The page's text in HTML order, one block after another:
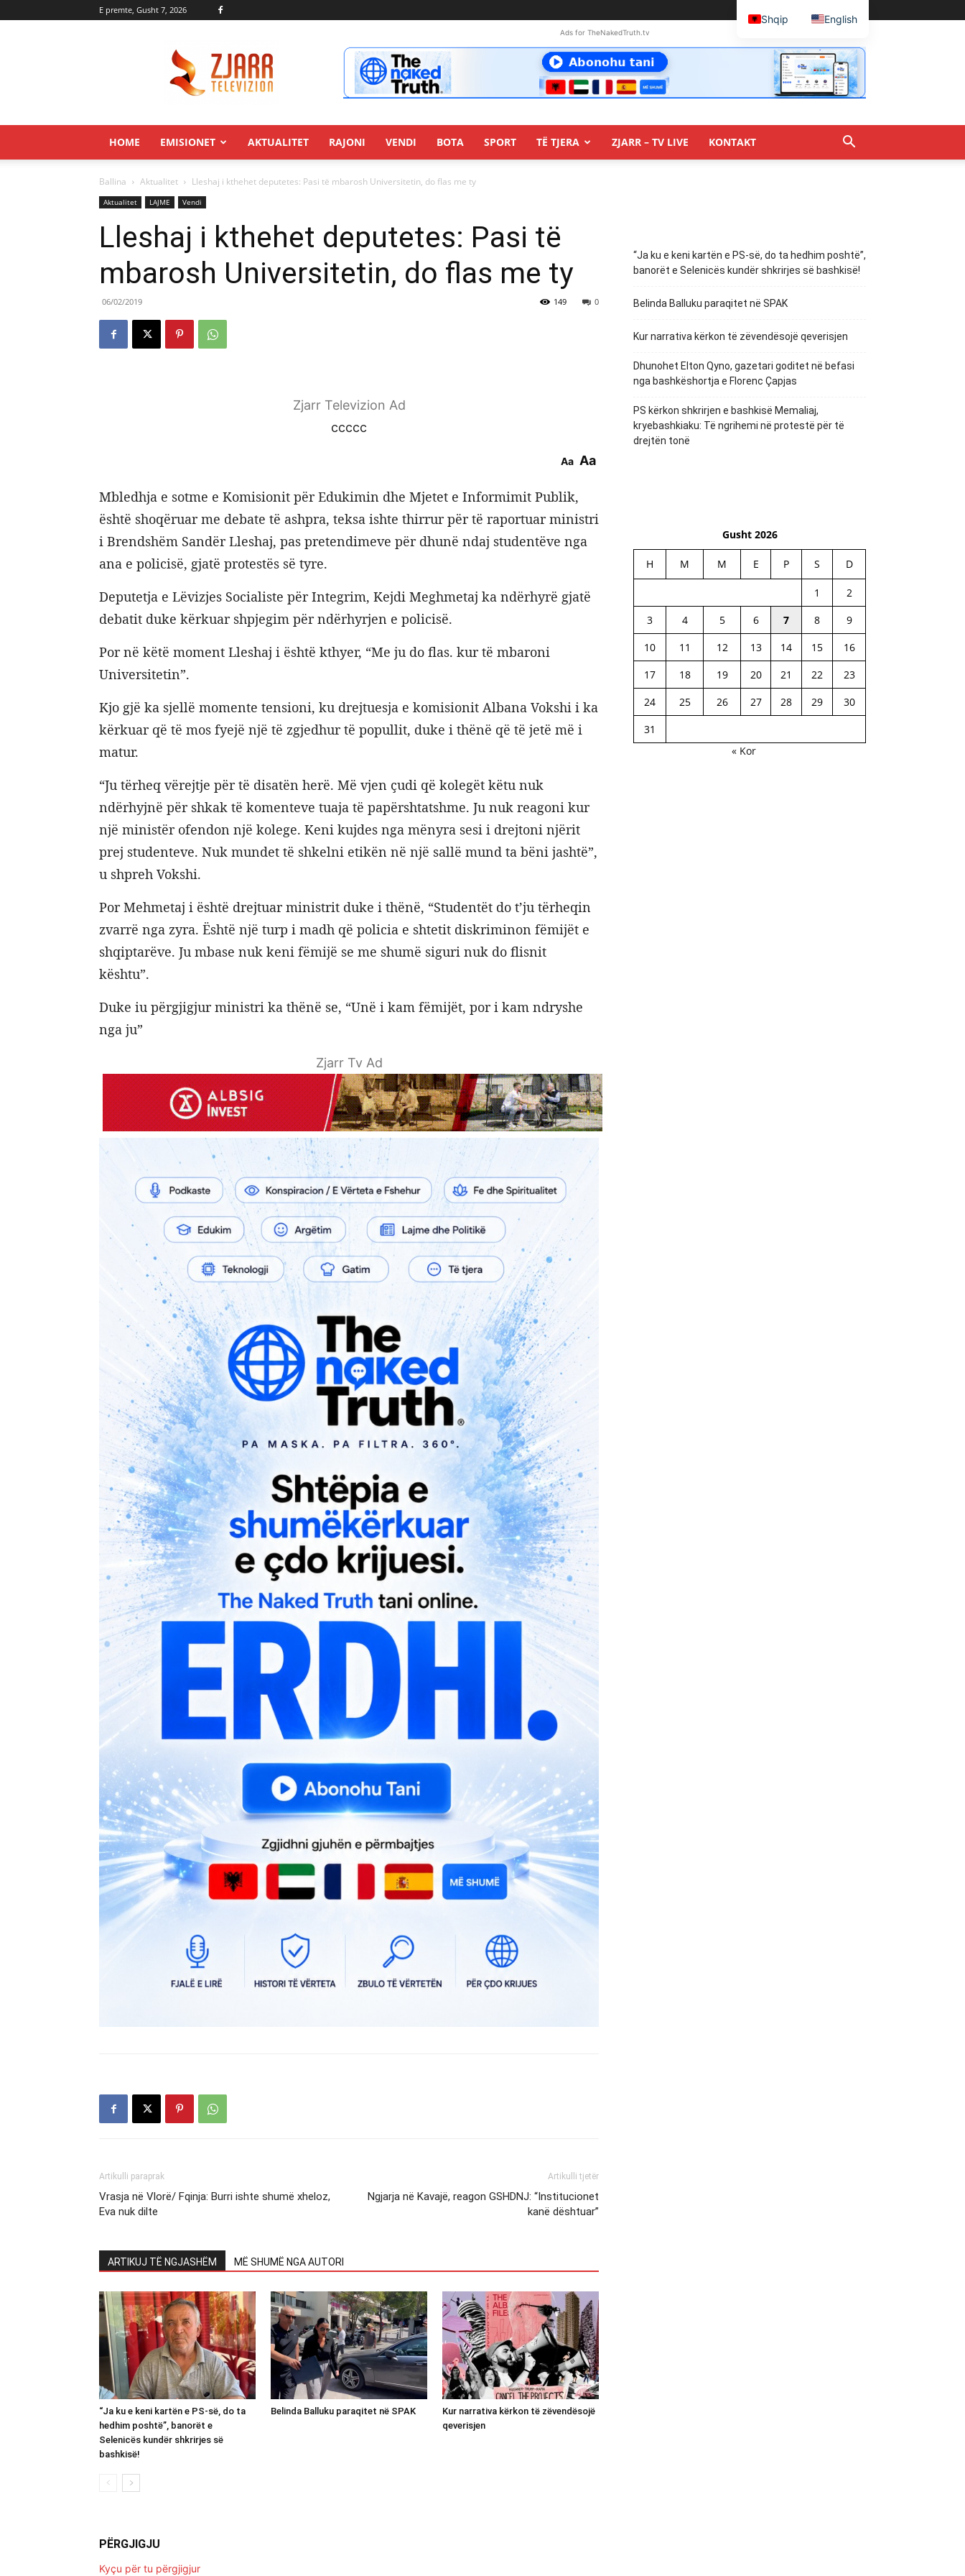
E premte, Gusht 7, 2026
Ads for TheNakedTruth.tv
HOME EMISIONET AKTUALITET RAJONI VENDI BOTA SPORT TË TJERA ZJARR – TV LIVE KONTAKT
Ballina Aktualitet Lleshaj i kthehet deputetes: Pasi të mbarosh Universitetin, do flas me ty
Aktualitet LAJME Vendi
Lleshaj i kthehet deputetes: Pasi të
mbarosh Universitetin, do flas me ty
06/02/2019 0
149
Zjarr Televizion Ad
ccccc
Aa Aa
Mbledhja e sotme e Komisionit për Edukimin dhe Mjetet e Informimit Publik,
është shoqëruar me debate të ashpra, teksa ishte thirrur për të raportuar ministri
i Brendshëm Sandër Lleshaj, pas pretendimeve për dhunë ndaj studentëve nga
ana e policisë, gjatë protestës së tyre.
Deputetja e Lëvizjes Socialiste për Integrim, Kejdi Meghmetaj ka ndërhyrë gjatë
debatit duke kërkuar shpjegim për ndërhyrjen e policisë.
Por në këtë moment Lleshaj i është kthyer, “Me ju do flas. kur të mbaroni
Universitetin”.
Kjo gjë ka sjellë momente tensioni, ku drejtuesja e komisionit Albana Vokshi i ka
kërkuar që të mos fyejë një të zgjedhur të popullit, duke i thënë që të jetë më i
matur.
“Ju tërheq vërejtje për të disatën herë. Më vjen çudi që kolegët këtu nuk
ndërhyjnë për shkak të komenteve tuaja të papërshtatshme. Ju nuk reagoni kur
një ministër ofendon një kolege. Keni kujdes nga mënyra sesi i drejtoni njërit
prej studenteve. Nuk mundet të shkelni etikën në një sallë mund ta bëni jashtë”,
u shpreh Vokshi.
Por Mehmetaj i është drejtuar ministrit duke i thënë, “Studentët do t’ju tërheqin
zvarrë nga zyra. Është një turp i madh që policia e shtetit diskriminon fëmijët e
shqiptarëve. Ju mbase nuk keni fëmijë se me shumë siguri nuk do flisnit
kështu”.
Duke iu përgjigjur ministri ka thënë se, “Unë i kam fëmijët, por i kam ndryshe
nga ju”
Zjarr Tv Ad
Artikulli paraprak
Vrasja në Vlorë/ Fqinja: Burri ishte shumë xheloz,
Eva nuk dilte
Artikulli tjetër
Ngjarja në Kavajë, reagon GSHDNJ: “Institucionet
kanë dështuar”
ARTIKUJ TË NGJASHËM MË SHUMË NGA AUTORI
“Ja ku e keni kartën e PS-së, do ta
hedhim poshtë”, banorët e
Selenicës kundër shkrirjes së
bashkisë!
Belinda Balluku paraqitet në SPAK
Kur narrativa kërkon të zëvendësojë
qeverisjen
PËRGJIGJU
Kyçu për tu përgjigjur
“Ja ku e keni kartën e PS-së, do ta hedhim poshtë”,
banorët e Selenicës kundër shkrirjes së bashkisë!
Belinda Balluku paraqitet në SPAK
Kur narrativa kërkon të zëvendësojë qeverisjen
Dhunohet Elton Qyno, gazetari goditet në befasi
nga bashkëshortja e Florenc Çapjas
PS kërkon shkrirjen e bashkisë Memaliaj,
kryebashkiaku: Të ngrihemi në protestë për të
drejtën tonë
Gusht 2026
H M M E P S D
1
2
3
4 5 6 7 8
9
10
11 12 13 14 15
16
17
18 19 20 21 22
23
24
25 26 27 28 29
30
31
« Kor
Shqip English